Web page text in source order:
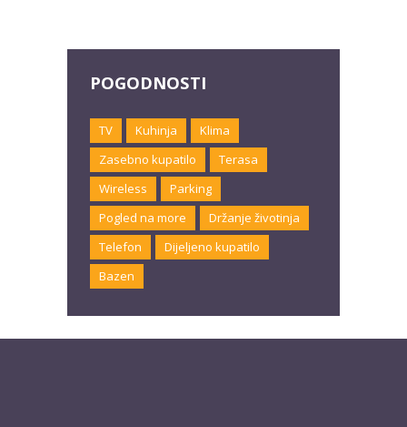
POGODNOSTI
TV Kuhinja
Klima
Zasebno kupatilo
Terasa
Wireless
Parking
Pogled na more
Držanje životinja
Telefon
Dijeljeno kupatilo
Bazen